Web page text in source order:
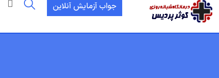
جواب آزمایش آنلاین